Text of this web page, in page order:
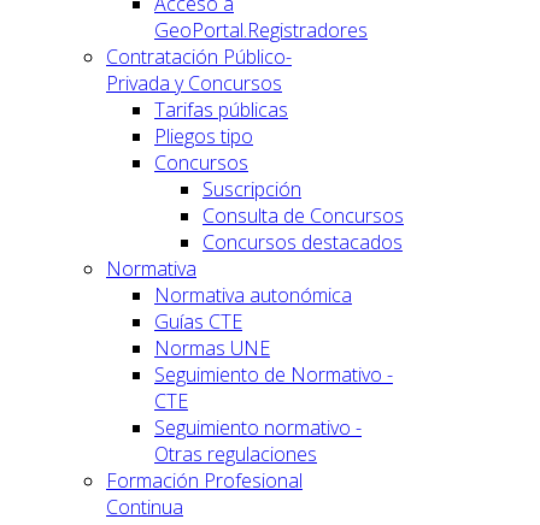
GeoPortal.Registradores
Contratación Público-
Privada y Concursos
Tarifas públicas
Pliegos tipo
Concursos
Suscripción
Consulta de Concursos
Concursos destacados
Normativa
Normativa autonómica
Guías CTE
Normas UNE
Seguimiento de Normativo -
CTE
Seguimiento normativo -
Otras regulaciones
Formación Profesional
Continua